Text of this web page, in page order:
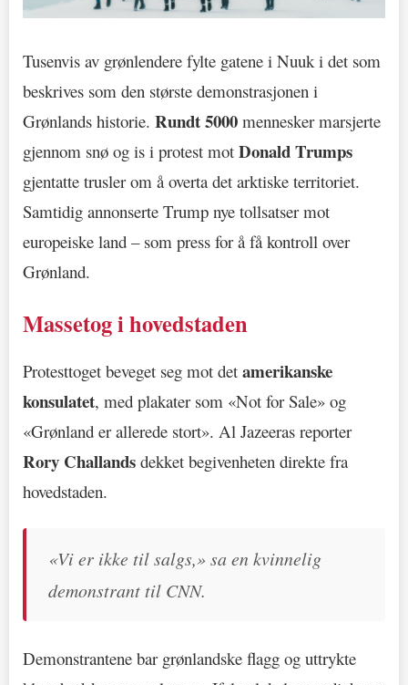
Tusenvis av grønlendere fylte gatene i Nuuk i det som
beskrives som den største demonstrasjonen i
Grønlands historie. Rundt 5000 mennesker marsjerte
gjennom snø og is i protest mot Donald Trumps
gjentatte trusler om å overta det arktiske territoriet.
Samtidig annonserte Trump nye tollsatser mot
europeiske land – som press for å få kontroll over
Grønland.
Massetog i hovedstaden
Protesttoget beveget seg mot det amerikanske
konsulatet, med plakater som «Not for Sale» og
«Grønland er allerede stort». Al Jazeeras reporter
Rory Challands dekket begivenheten direkte fra
hovedstaden.
«Vi er ikke til salgs,» sa en kvinnelig
demonstrant til CNN.
Demonstrantene bar grønlandske flagg og uttrykte